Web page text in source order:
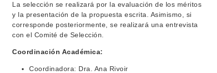
NOTICIAS
La selección se realizará por la evaluación de los méritos
y la presentación de la propuesta escrita. Asimismo, si
corresponde posteriormente, se realizará una entrevista
con el Comité de Selección.
Coordinación Académica:
Coordinadora: Dra. Ana Rivoir